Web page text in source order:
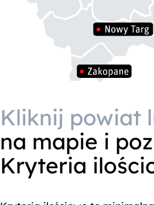
Kliknij powiat
na mapie i
Kryteria